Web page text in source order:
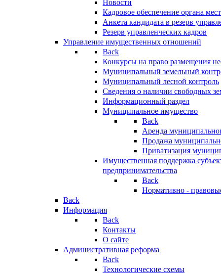
Новости
Кадровое обеспечение органа
Анкета кандидата в резерв
Резерв управленческих кадров
Управление имущественных отношений
Back
Конкурсы на право размещения
Муниципальный земельный
Муниципальный лесной контроль
Сведения о наличии свободных
Информационный раздел
Муниципальное имущество
Back
Аренда
Продажа
Приватизация
Имущественная поддержка
предпринимательства
Back
Нормативно -
Back
Информация
Back
Контакты
О сайте
Административная реформа
Back
Технологические схемы